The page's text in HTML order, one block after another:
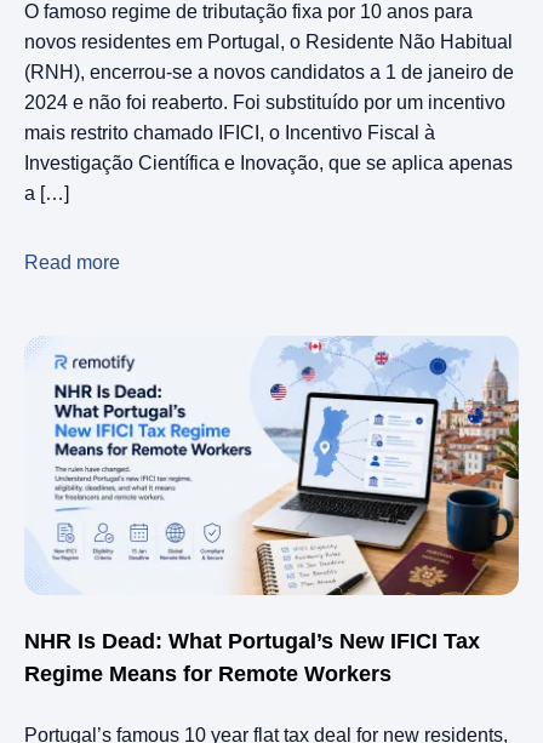
O famoso regime de tributação fixa por 10 anos para
novos residentes em Portugal, o Residente Não Habitual
(RNH), encerrou-se a novos candidatos a 1 de janeiro de
2024 e não foi reaberto. Foi substituído por um incentivo
mais restrito chamado IFICI, o Incentivo Fiscal à
Investigação Científica e Inovação, que se aplica apenas
a […]
Read more
NHR Is Dead: What Portugal’s New IFICI Tax
Regime Means for Remote Workers
Portugal’s famous 10 year flat tax deal for new residents,